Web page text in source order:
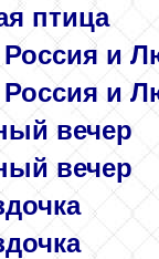
птица
Россия и
Россия и
вечер
вечер